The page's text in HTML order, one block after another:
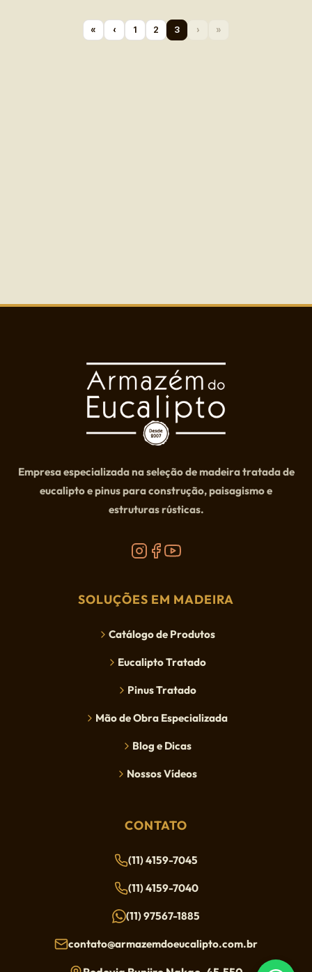
« ‹ 1 2 3 › »
Empresa especializada na seleção de madeira tratada de
eucalipto e pinus para construção, paisagismo e
estruturas rústicas.
SOLUÇÕES EM MADEIRA
Catálogo de Produtos
Eucalipto Tratado
Pinus Tratado
Mão de Obra Especializada
Blog e Dicas
Nossos Vídeos
CONTATO
(11) 4159-7045
(11) 4159-7040
(11) 97567-1885
contato@armazemdoeucalipto.com.br